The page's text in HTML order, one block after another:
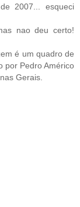
2007... esqueci
nao deu certo!
é um quadro de
por Pedro Américo
Gerais.